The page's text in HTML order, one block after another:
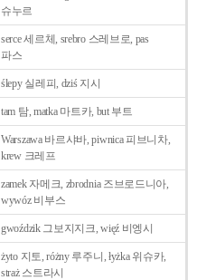
슈누르
serce 세르체, srebro 스레브로, pas
파스
ślepy 실레피, dziś 지시
tam 탐, matka 마트카, but 부트
Warszawa 바르샤바, piwnica 피브니차,
krew 크레프
zamek 자메크, zbrodnia 즈브로드니아,
wywóz 비부스
gwoździk 그보지지크, więź 비엥시
żyto 지토, różny 루주니, łyżka 위슈카,
straż 스트라시